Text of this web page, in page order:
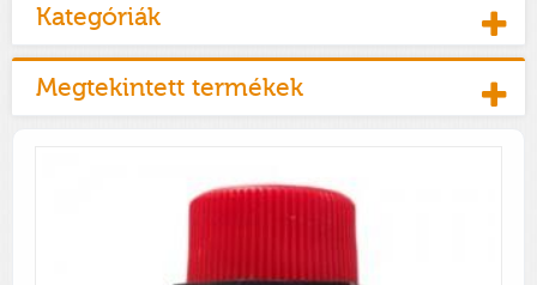
Kategóriák
Megtekintett termékek